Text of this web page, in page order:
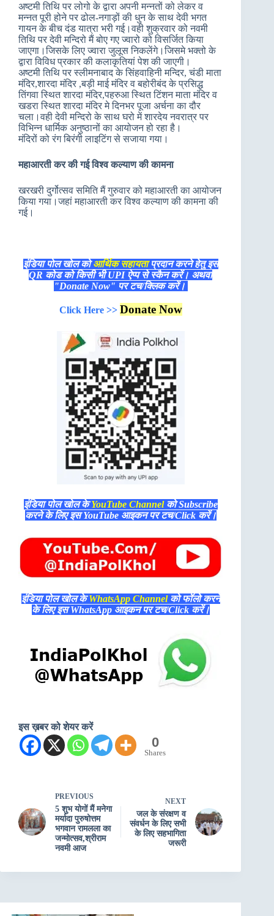
अष्टमी तिथि पर लोगो के द्वारा अपनी मन्नतों को लेकर व
मन्नत पूरी होने पर ढोल-नगाड़ों की धुन के साथ देवी भगत
गायन के बीच दंड यात्रा भरी गई।वही शुक्रवार को नवमी
तिथि पर देवी मन्दिरो मैं बोए गए ज्वारो को विसर्जित किया
जाएगा।जिसके लिए ज्वारा जुलूस निकलेंगे।जिसमे भक्तो के
द्वारा विविध प्रकार की कलाकृतियां पेश की जाएगी।
अष्टमी तिथि पर स्लीमनाबाद के सिंहवाहिनी मन्दिर, चंडी माता
मंदिर,शारदा मंदिर ,बड़ी माई मंदिर व बहोरीबंद के प्रसिद्ध
तिंगवा स्थित शारदा मंदिर,पहरुआ स्थित टिंशन माता मंदिर व
खडरा स्थित शारदा मंदिर मे दिनभर पूजा अर्चना का दौर
चला।वही देवी मन्दिरो के साथ घरो में शारदेय नवरात्र पर
विभिन्न धार्मिक अनुष्ठानों का आयोजन हो रहा है।
मंदिरों को रंग बिरंगी लाइटिंग से सजाया गया।
महाआरती कर की गई विश्व कल्याण की कामना
खरखरी दुर्गोत्सव समिति मैं गुरुवार को महाआरती का आयोजन
किया गया।जहां महाआरती कर विश्व कल्याण की कामना की
गई।
इंडिया पोल खोल कोआर्थिक सहायताप्रदान करने हेतु इस
QR कोड को किसी भी UPI ऐप्प से स्कैन करें। अथवा
"Donate Now" पर टच/क्लिक करें।
Click Here >> Donate Now
इंडिया पोल खोल केYouTube Channelको Subscribe
करने के लिए इस YouTube आइकन पर टच/Click करें।
इंडिया पोल खोल केWhatsApp Channelको फॉलो करने
के लिए इस WhatsApp आइकन पर टच/Click करें।
इस ख़बर को शेयर करें
0
Shares
PREVIOUS
5 शुभ योगों मैं मनेगा
मर्यादा पुरुषोत्तम
भगवान रामलला का
जन्मोत्सव,श्रीराम
नवमी आज
NEXT
जल के संरक्षण व
संवर्धन के लिए सभी
के लिए सहभागिता
जरूरी